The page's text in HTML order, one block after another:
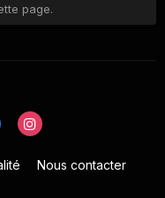
page.
Nous contacter